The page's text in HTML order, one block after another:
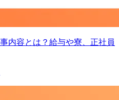
内容とは？給与や寮、正社員